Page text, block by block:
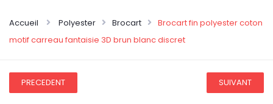
Accueil Polyester Brocart
Brocart fin polyester coton
motif carreau fantaisie 3D brun blanc discret
PRECEDENT SUIVANT